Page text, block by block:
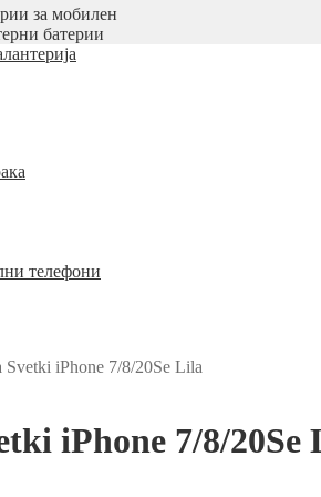
за мобилен
батерии
телефони
Svetki iPhone 7/8/20Se Lila
iPhone 7/8/20Se